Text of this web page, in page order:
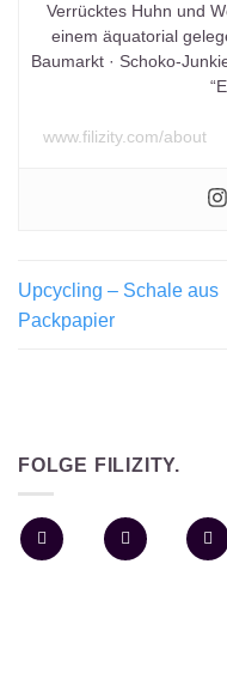
Verrücktes Huhn und
einem äquatorial
Baumarkt · Schoko-
www.filizity.com/about
Upcycling – Schale aus
Packpapier
FOLGE FILIZITY.